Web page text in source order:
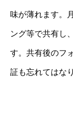
味が薄れます。
ング等で共有し
す。共有後のフ
証も忘れてはな